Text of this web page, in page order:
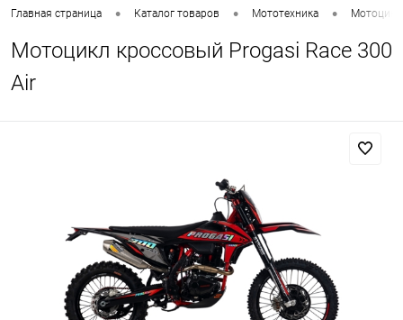
Главная страница • Каталог товаров • Мототехника •
Мотоцикл кроссовый Progasi Race 300
Air